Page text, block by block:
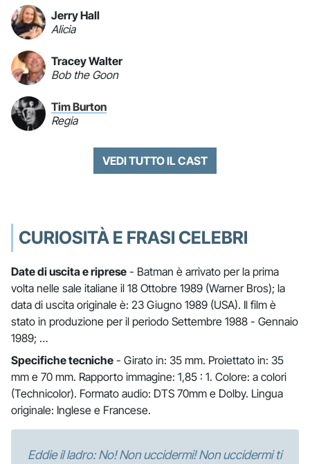
Jerry Hall
Alicia
Tracey Walter
Bob the Goon
Tim Burton
Regia
VEDI TUTTO IL CAST
CURIOSITÀ E FRASI CELEBRI
Date di uscita e riprese - Batman è arrivato per la prima
volta nelle sale italiane il 18 Ottobre 1989 (Warner Bros); la
data di uscita originale è: 23 Giugno 1989 (USA). Il film è
stato in produzione per il periodo Settembre 1988 - Gennaio
1989; …
Specifiche tecniche - Girato in: 35 mm. Proiettato in: 35
mm e 70 mm. Rapporto immagine: 1,85 : 1. Colore: a colori
(Technicolor). Formato audio: DTS 70mm e Dolby. Lingua
originale: Inglese e Francese.
Eddie il ladro: No! Non uccidermi! Non uccidermi ti